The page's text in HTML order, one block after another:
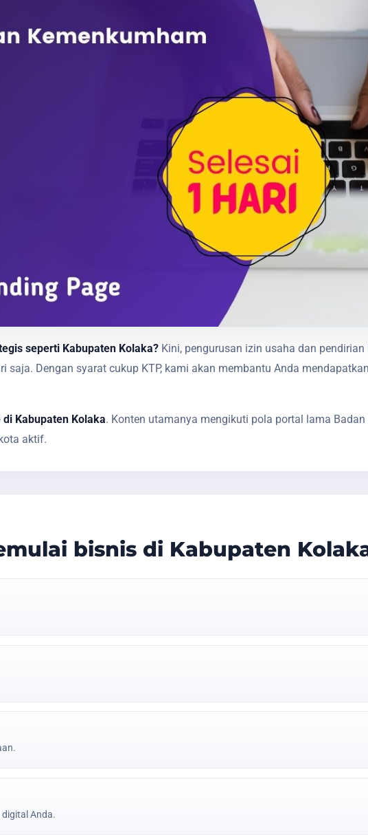
seperti Kabupaten Kolaka? Kini, pengurusan izin usaha dan pendirian
Dengan syarat cukup KTP, kami akan membantu Anda
Kabupaten Kolaka. Konten utamanya mengikuti pola portal lama Badan
aktif.
bisnis di Kabupaten
Anda.